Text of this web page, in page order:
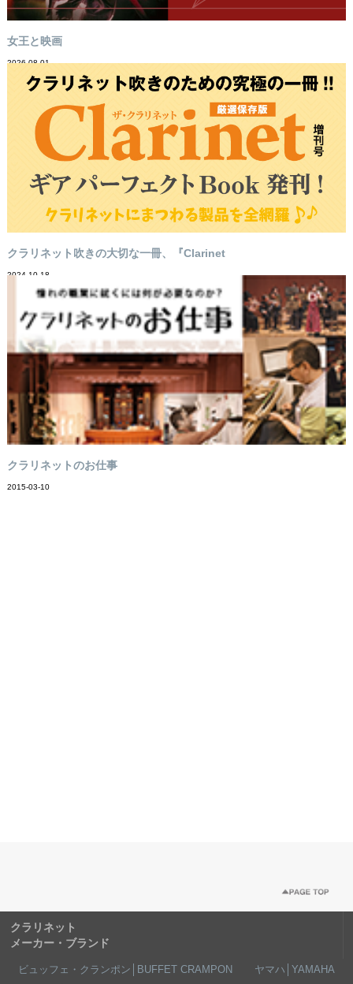
女王と映画
2026-08-01
クラリネット吹きの大切な一冊、『Clarinet
2024-10-18
クラリネットのお仕事
2015-03-10
クラリネット
メーカー・ブランド
ビュッフェ・クランポン│BUFFET CRAMPON
ヤマハ│YAMAHA